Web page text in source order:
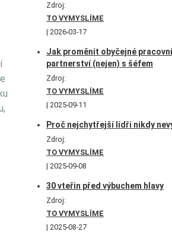
Zdroj:
TO VYMYSLÍME
2026-03-17
Jak proměnit obyčejné
partnerství (nejen) s šéfem
Zdroj:
TO VYMYSLÍME
2025-09-11
Proč nejchytřejší lídři nikdy
Zdroj:
TO VYMYSLÍME
2025-09-08
30 vteřin před výbuchem hlavy
Zdroj:
TO VYMYSLÍME
2025-08-27